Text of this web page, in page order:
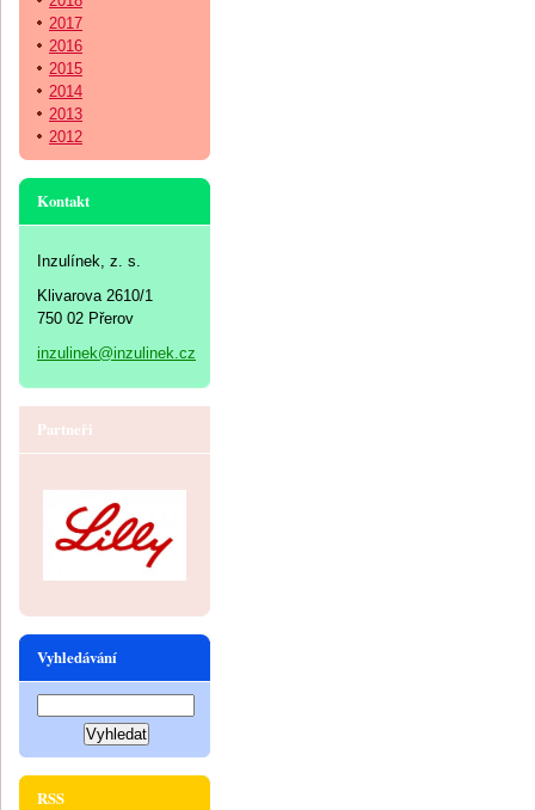
2017
2016
2015
2014
2013
2012
Kontakt
Inzulínek, z. s.
Klivarova 2610/1
750 02 Přerov
inzulinek@inzulinek.cz
Partneři
Vyhledávání
RSS